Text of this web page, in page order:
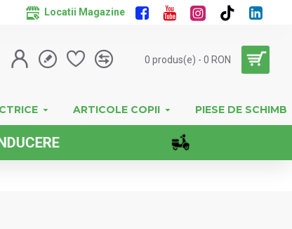
Locatii Magazine
0 produs(e) - 0 RON
ARTICOLE COPII PIESE DE SCHIMB